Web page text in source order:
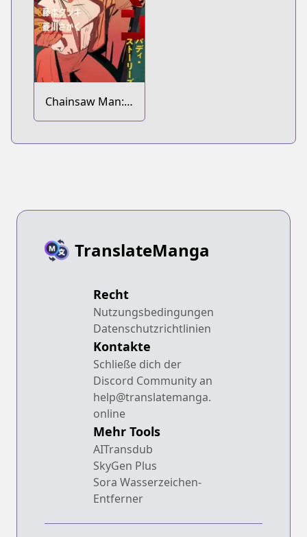
Chainsaw Man:
Buddy Stories
TranslateManga
Recht
Nutzungsbedingungen
Datenschutzrichtlinien
Kontakte
Schließe dich der
Discord Community an
help@translatemanga.
online
Mehr Tools
AITransdub
SkyGen Plus
Sora Wasserzeichen-
Entferner